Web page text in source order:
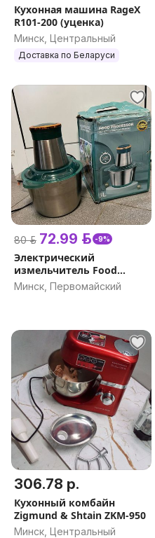
Кухонная машина RageX
R101-200 (уценка)
Минск, Центральный
Доставка по Беларуси
80 р. 72.99 р. -9%
Электрический
измельчитель Food
Processor
Минск, Первомайский
306.78 р.
Кухонный комбайн
Zigmund & Shtain ZKM-950
Минск, Центральный